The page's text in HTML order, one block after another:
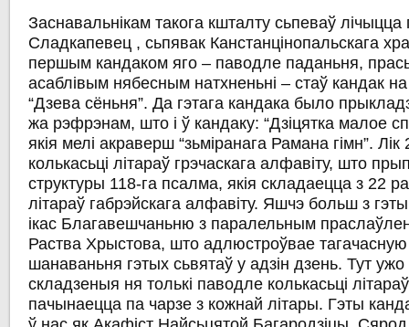
Заснавальнікам такога кшталту сьпеваў лічыцца
Сладкапевец , сьпявак Канстанцінопальскага
першым кандаком яго – паводле паданьня,
асаблівым нябесным натхненьні – стаў кандак
“Дзева сёньня”. Да гэтага кандака было
жа рэфрэнам, што і ў кандаку: “Дзіцятка малое
якія мелі акраверш “зьміранага Рамана гімн”.
колькасьці літараў грэчаскага алфавіту, што
структуры 118-га псалма, якія складаецца з 22
літараў габрэйскага алфавіту. Яшчэ больш з
ікас Благавешчаньню з паралельным
Раства Хрыстова, што адлюстроўвае
шанаваньня гэтых сьвятаў у адзін дзень. Тут
складзеныя ня толькі паводле колькасьці
пачынаецца па чарзе з кожнай літары. Гэты